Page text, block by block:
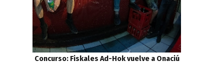
Concurso: Fiskales Ad-Hok vuelve a Onaciú